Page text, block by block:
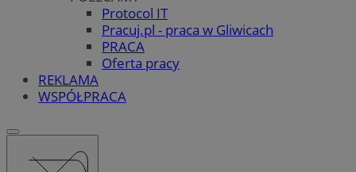
Protocol IT
Pracuj.pl - praca w Gliwicach
PRACA
Oferta pracy
REKLAMA
WSPÓŁPRACA